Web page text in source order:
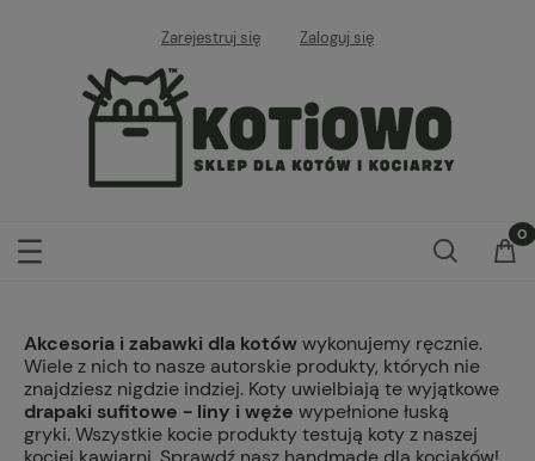
Zarejestruj się Zaloguj się
Akcesoria i zabawki dla kotówwykonujemy ręcznie.
Wiele z nich to nasze autorskie produkty, których nie
znajdziesz nigdzie indziej. Koty uwielbiają te wyjątkowe
drapaki sufitowe - liny i węże wypełnione łuską
gryki. Wszystkie kocie produkty testują koty z naszej